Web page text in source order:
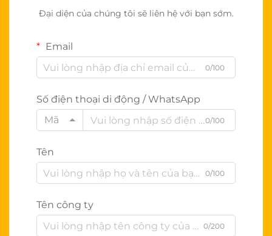
Đại diện của chúng tôi sẽ liên hệ với bạn sớm.
Email
0/100
Số điện thoại di động / WhatsApp
Mã
0/100
Tên
0/100
Tên công ty
0/200